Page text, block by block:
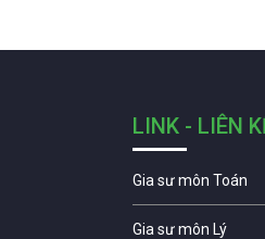
LINK - LIÊN
Gia sư môn Toán
Gia sư môn Lý